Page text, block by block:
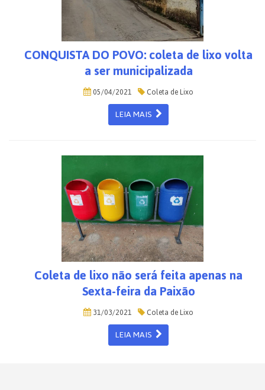
CONQUISTA DO POVO: coleta de lixo volta
a ser municipalizada
05/04/2021 Coleta de Lixo
LEIA MAIS
Coleta de lixo não será feita apenas na
Sexta-feira da Paixão
31/03/2021 Coleta de Lixo
LEIA MAIS